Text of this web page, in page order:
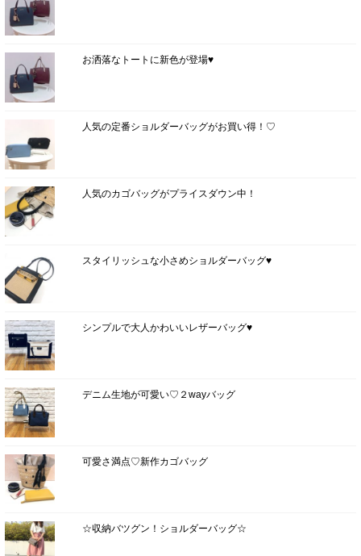
お洒落なトートに新色が登場♥
人気の定番ショルダーバッグがお買い得！♡
人気のカゴバッグがプライスダウン中！
スタイリッシュな小さめショルダーバッグ♥
シンプルで大人かわいいレザーバッグ♥
デニム生地が可愛い♡２wayバッグ
可愛さ満点♡新作カゴバッグ
☆収納バツグン！ショルダーバッグ☆